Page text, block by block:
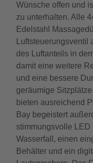
Wünsche offen und
zu unterhalten. Alle
Edelstahl
des Luftanteils in
damit eine weitere
und eine bessere
geräumige
bieten ausreichend
Bay begeistert
stimmungsvolle
Wasserfall, einen
Behälter und ein